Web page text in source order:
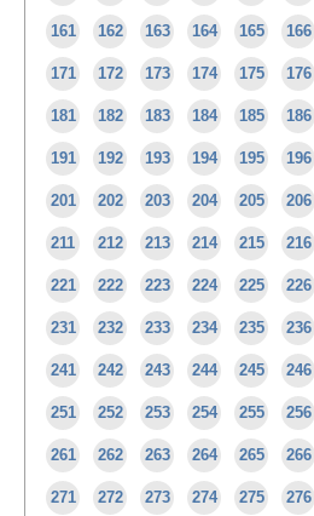
161 162 163 164 165 166
171 172 173 174 175 176
181 182 183 184 185 186
191 192 193 194 195 196
201 202 203 204 205 206
211 212 213 214 215 216
221 222 223 224 225 226
231 232 233 234 235 236
241 242 243 244 245 246
251 252 253 254 255 256
261 262 263 264 265 266
271 272 273 274 275 276